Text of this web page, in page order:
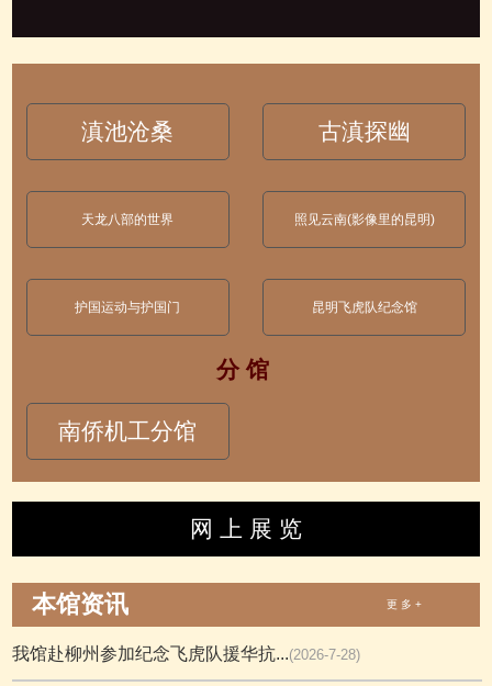
滇池沧桑 古滇探幽
天龙八部的世界 照见云南(影像里的昆明)
护国运动与护国门 昆明飞虎队纪念馆
分 馆
南侨机工分馆
网 上 展 览
本馆资讯 更 多 +
我馆赴柳州参加纪念飞虎队援华抗...(2026-7-28)